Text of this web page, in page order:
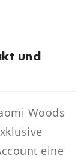
und
Woods
eine